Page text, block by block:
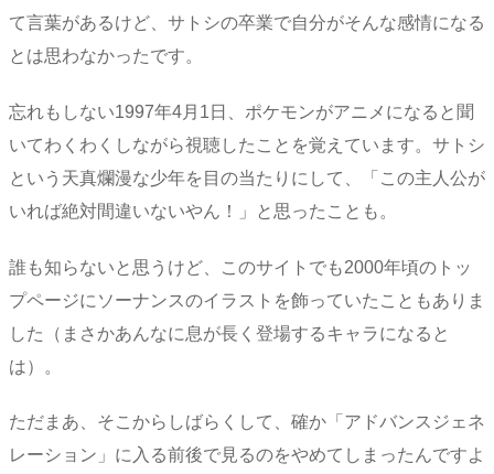
て言葉があるけど、サトシの卒業で自分がそんな感情になる
とは思わなかったです。
忘れもしない1997年4月1日、ポケモンがアニメになると聞
いてわくわくしながら視聴したことを覚えています。サトシ
という天真爛漫な少年を目の当たりにして、「この主人公が
いれば絶対間違いないやん！」と思ったことも。
誰も知らないと思うけど、このサイトでも2000年頃のトッ
プページにソーナンスのイラストを飾っていたこともありま
した（まさかあんなに息が長く登場するキャラになると
は）。
ただまあ、そこからしばらくして、確か「アドバンスジェネ
レーション」に入る前後で見るのをやめてしまったんですよ